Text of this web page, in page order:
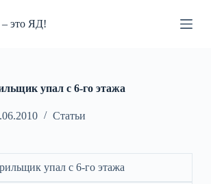
– это ЯД!
упал с 6-го этажа
Статьи
упал с 6-го этажа